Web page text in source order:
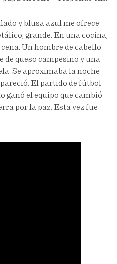
y blusa azul me ofrece
grande. En una cocina,
Un hombre de cabello
de queso campesino y una
Se aproximaba la noche
El partido de fútbol
ganó el equipo que cambió
por la paz. Esta vez fue